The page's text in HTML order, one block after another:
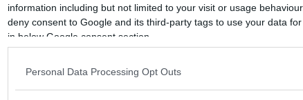
information including but not limited to your visit or usage
deny consent to Google and its third-party tags to use your data
in below Google consent section.
Personal Data Processing Opt Outs
5
l’uomo scopre che
il
. Così decide di mettersi